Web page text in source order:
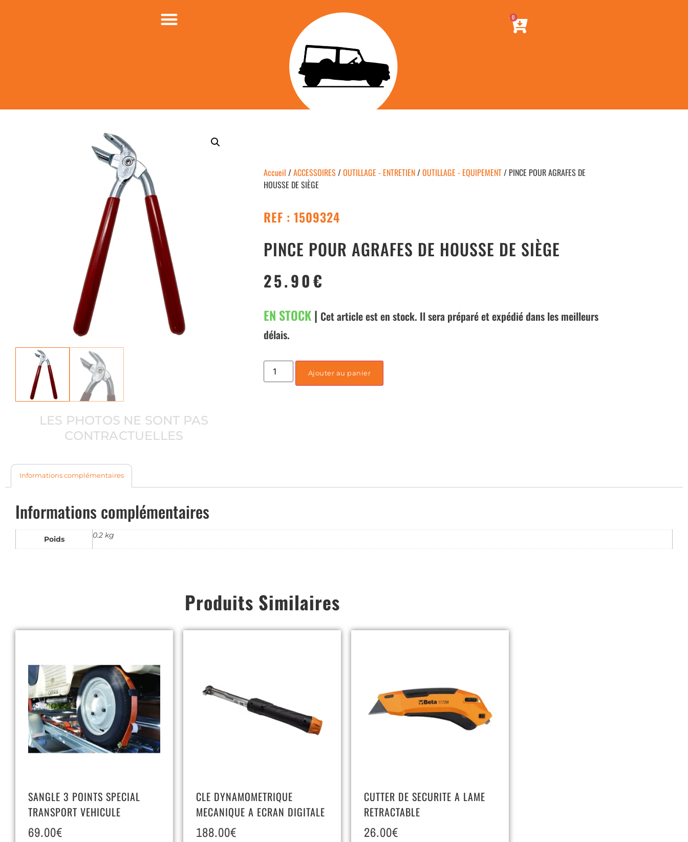
0
LES PHOTOS NE SONT PAS
CONTRACTUELLES
Accueil /ACCESSOIRES/OUTILLAGE - ENTRETIEN/OUTILLAGE - EQUIPEMENT/ PINCE POUR AGRAFES DE
HOUSSE DE SIÈGE
REF : 1509324
PINCE POUR AGRAFES DE HOUSSE DE SIÈGE
25.90€
EN STOCK| Cet article est en stock. Il sera préparé et expédié dans les meilleurs
délais.
Ajouter au panier
Informations complémentaires
Informations complémentaires
Poids 0.2 kg
Produits Similaires
SANGLE 3 POINTS SPECIAL
TRANSPORT VEHICULE
69.00€
CLE DYNAMOMETRIQUE
MECANIQUE A ECRAN DIGITALE
188.00€
CUTTER DE SECURITE A LAME
RETRACTABLE
26.00€